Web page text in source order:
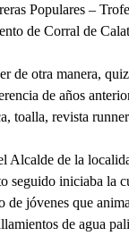
Populares –
de Corral de
de otra manera,
de años
toalla, revista
Alcalde de la
seguido iniciaba la
de jóvenes que
de agua